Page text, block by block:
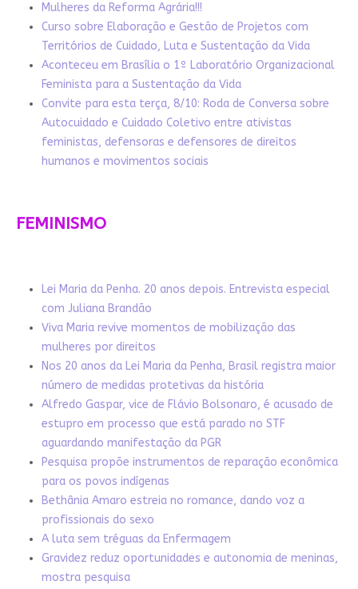
Mulheres da Reforma Agrária!!!
Curso sobre Elaboração e Gestão de Projetos com
Territórios de Cuidado, Luta e Sustentação da Vida
Aconteceu em Brasília o 1º Laboratório Organizacional
Feminista para a Sustentação da Vida
Convite para esta terça, 8/10: Roda de Conversa sobre
Autocuidado e Cuidado Coletivo entre ativistas
feministas, defensoras e defensores de direitos
humanos e movimentos sociais
FEMINISMO
Lei Maria da Penha. 20 anos depois. Entrevista especial
com Juliana Brandão
Viva Maria revive momentos de mobilização das
mulheres por direitos
Nos 20 anos da Lei Maria da Penha, Brasil registra maior
número de medidas protetivas da história
Alfredo Gaspar, vice de Flávio Bolsonaro, é acusado de
estupro em processo que está parado no STF
aguardando manifestação da PGR
Pesquisa propõe instrumentos de reparação econômica
para os povos indígenas
Bethânia Amaro estreia no romance, dando voz a
profissionais do sexo
A luta sem tréguas da Enfermagem
Gravidez reduz oportunidades e autonomia de meninas,
mostra pesquisa